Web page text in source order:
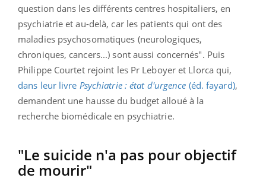
question dans les différents centres hospitaliers, en
psychiatrie et au-delà, car les patients qui ont des
maladies psychosomatiques (neurologiques,
chroniques, cancers...) sont aussi concernés". Puis
Philippe Courtet rejoint les Pr Leboyer et Llorca qui,
dans leur livre Psychiatrie : état d'urgence (éd. fayard),
demandent une hausse du budget alloué à la
recherchebiomédicale en psychiatrie.
"Le suicide n'a pas pour objectif
de mourir"